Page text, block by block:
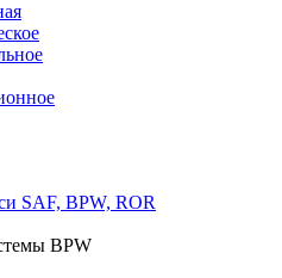
SAF, BPW, ROR
BPW